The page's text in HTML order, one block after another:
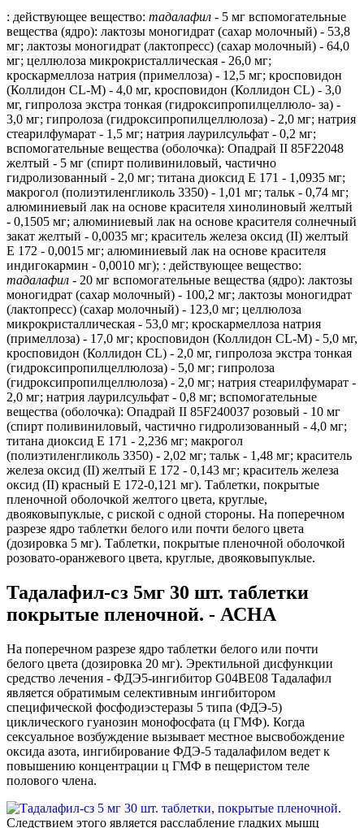
: действующее вещество: тадалафил - 5 мг вспомогательные
вещества (ядро): лактозы моногидрат (сахар молочный) - 53,8
мг; лактозы моногидрат (лактопресс) (сахар молочный) - 64,0
мг; целлюлоза микрокристаллическая - 26,0 мг;
кроскармеллоза натрия (примеллоза) - 12,5 мг; кросповидон
(Коллидон CL-M) - 4,0 мг, кросповидон (Коллидон CL) - 3,0
мг, гипролоза экстра тонкая (гидроксипропилцеллюло- за) -
3,0 мг; гипролоза (гидроксипропилцеллюлоза) - 2,0 мг; натрия
стеарилфумарат - 1,5 мг; натрия лаурилсульфат - 0,2 мг;
вспомогательные вещества (оболочка): Опадрай II 85F22048
желтый - 5 мг (спирт поливиниловый, частично
гидролизованный - 2,0 мг; титана диоксид Е 171 - 1,0935 мг;
макрогол (полиэтиленгликоль 3350) - 1,01 мг; тальк - 0,74 мг;
алюминиевый лак на основе красителя хинолиновый желтый
- 0,1505 мг; алюминиевый лак на основе красителя солнечный
закат желтый - 0,0035 мг; краситель железа оксид (II) желтый
Е 172 - 0,0015 мг; алюминиевый лак на основе красителя
индигокармин - 0,0010 мг); : действующее вещество:
тадалафил - 20 мг вспомогательные вещества (ядро): лактозы
моногидрат (сахар молочный) - 100,2 мг; лактозы моногидрат
(лактопресс) (сахар молочный) - 123,0 мг; целлюлоза
микрокристаллическая - 53,0 мг; кроскармеллоза натрия
(примеллоза) - 17,0 мг; кросповидон (Коллидон CL-M) - 5,0 мг,
кросповидон (Коллидон CL) - 2,0 мг, гипролоза экстра тонкая
(гидроксипропилцеллюлоза) - 5,0 мг; гипролоза
(гидроксипропилцеллюлоза) - 2,0 мг; натрия стеарилфумарат -
2,0 мг; натрия лаурилсульфат - 0,8 мг; вспомогательные
вещества (оболочка): Опадрай II 85F240037 розовый - 10 мг
(спирт поливиниловый, частично гидролизованный - 4,0 мг;
титана диоксид Е 171 - 2,236 мг; макрогол
(полиэтиленгликоль 3350) - 2,02 мг; тальк - 1,48 мг; краситель
железа оксид (II) желтый Е 172 - 0,143 мг; краситель железа
оксид (II) красный Е 172-0,121 мг). Таблетки, покрытые
пленочной оболочкой желтого цвета, круглые,
двояковыпуклые, с риской с одной стороны. На поперечном
разрезе ядро таблетки белого или почти белого цвета
(дозировка 5 мг). Таблетки, покрытые пленочной оболочкой
розовато-оранжевого цвета, круглые, двояковыпуклые.
Тадалафил-сз 5мг 30 шт. таблетки
покрытые пленочной. - АСНА
На поперечном разрезе ядро таблетки белого или почти
белого цвета (дозировка 20 мг). Эректильной дисфункции
средство лечения - ФДЭ5-ингибитор G04BE08 Тадалафил
является обратимым селективным ингибитором
специфической фосфодиэстеразы 5 типа (ФДЭ-5)
циклического гуанозин монофосфата (ц ГМФ). Когда
сексуальное возбуждение вызывает местное высвобождение
оксида азота, ингибирование ФДЭ-5 тадалафилом ведет к
повышению концентрации ц ГМФ в пещеристом теле
полового члена.
Следствием этого является расслабление гладких мышц